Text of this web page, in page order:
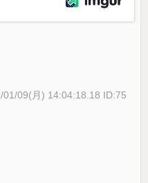
01/09(月) 14:04:18.18 ID:75